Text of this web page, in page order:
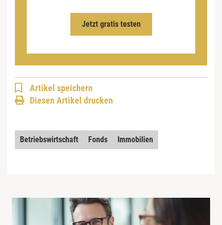
Jetzt gratis testen
Artikel speichern
Diesen Artikel drucken
Betriebswirtschaft Fonds Immobilien